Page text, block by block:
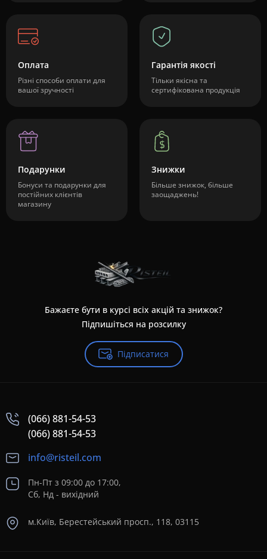
Оплата
Різні способи оплати для
вашої зручності
Гарантія якості
Тільки якісна та
сертифікована продукція
Подарунки
Бонуси та подарунки для
постійних клієнтів
магазину
Знижки
Більше знижок, більше
заощаджень!
Бажаєте бути в курсі всіх акцій та знижок?
Підпишіться на розсилку
Підписатися
(066) 881-54-53
(066) 881-54-53
info@risteil.com
Пн-Пт з 09:00 до 17:00,
Сб, Нд - вихідний
м.Київ, Берестейський просп., 118, 03115